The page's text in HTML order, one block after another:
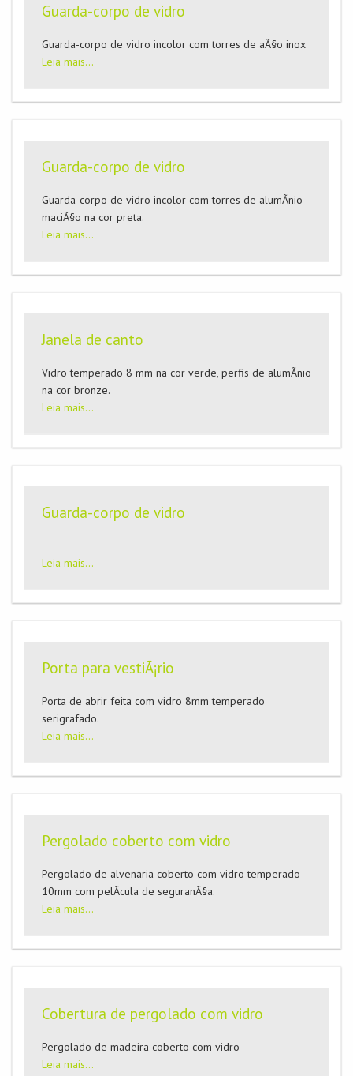
Guarda-corpo de vidro
Guarda-corpo de vidro incolor com torres de aÃ§o inox
Leia mais...
Guarda-corpo de vidro
Guarda-corpo de vidro incolor com torres de alumÃ­nio
maciÃ§o na cor preta.
Leia mais...
Janela de canto
Vidro temperado 8 mm na cor verde, perfis de alumÃ­nio
na cor bronze.
Leia mais...
Guarda-corpo de vidro
Leia mais...
Porta para vestiÃ¡rio
Porta de abrir feita com vidro 8mm temperado
serigrafado.
Leia mais...
Pergolado coberto com vidro
Pergolado de alvenaria coberto com vidro temperado
10mm com pelÃ­cula de seguranÃ§a.
Leia mais...
Cobertura de pergolado com vidro
Pergolado de madeira coberto com vidro
Leia mais...